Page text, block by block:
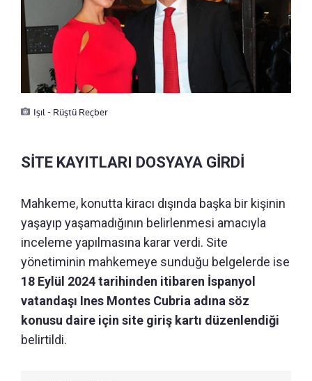
Işıl - Rüştü Reçber
SİTE KAYITLARI DOSYAYA GİRDİ
Mahkeme, konutta kiracı dışında başka bir kişinin
yaşayıp yaşamadığının belirlenmesi amacıyla
inceleme yapılmasına karar verdi. Site
yönetiminin mahkemeye sunduğu belgelerde ise
18 Eylül 2024 tarihinden itibaren İspanyol
vatandaşı Ines Montes Cubria adına söz
konusu daire için site giriş kartı düzenlendiği
belirtildi.